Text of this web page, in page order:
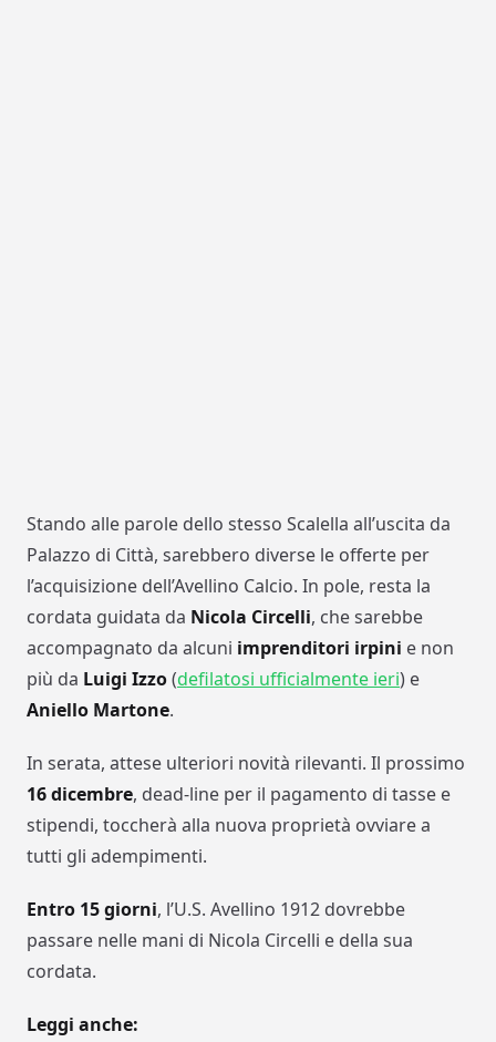
Stando alle parole dello stesso Scalella all’uscita da
Palazzo di Città, sarebbero diverse le offerte per
l’acquisizione dell’Avellino Calcio. In pole, resta la
cordata guidata da Nicola Circelli, che sarebbe
accompagnato da alcuni imprenditori irpini e non
più da Luigi Izzo(defilatosi ufficialmente ieri) e
Aniello Martone.
In serata, attese ulteriori novità rilevanti. Il prossimo
16 dicembre, dead-line per il pagamento di tasse e
stipendi, toccherà alla nuova proprietà ovviare a
tutti gli adempimenti.
Entro 15 giorni, l’U.S. Avellino 1912 dovrebbe
passare nelle mani di Nicola Circelli e della sua
cordata.
Leggi anche: